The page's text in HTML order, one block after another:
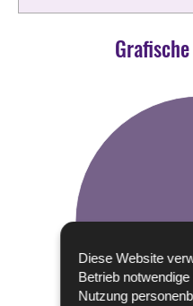
Diese Website
Betrieb
Nutzung